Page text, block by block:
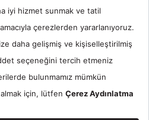
: 90 242 710 06 00
: 90534 461 97 97
bir